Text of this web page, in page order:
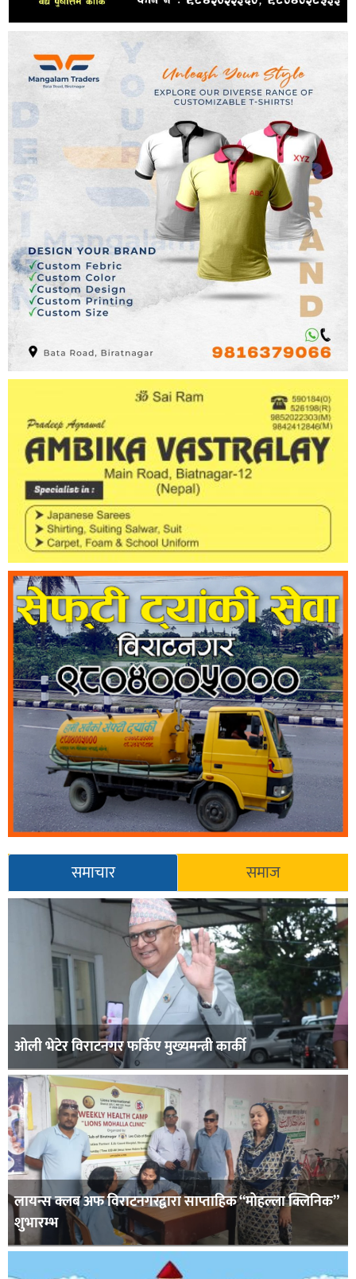
समाचार समाज
ओली भेटेर विराटनगर फर्किए मुख्यमन्त्री कार्की
लायन्स क्लब अफ विराटनगरद्वारा साप्ताहिक “मोहल्ला क्लिनिक”
शुभारम्भ